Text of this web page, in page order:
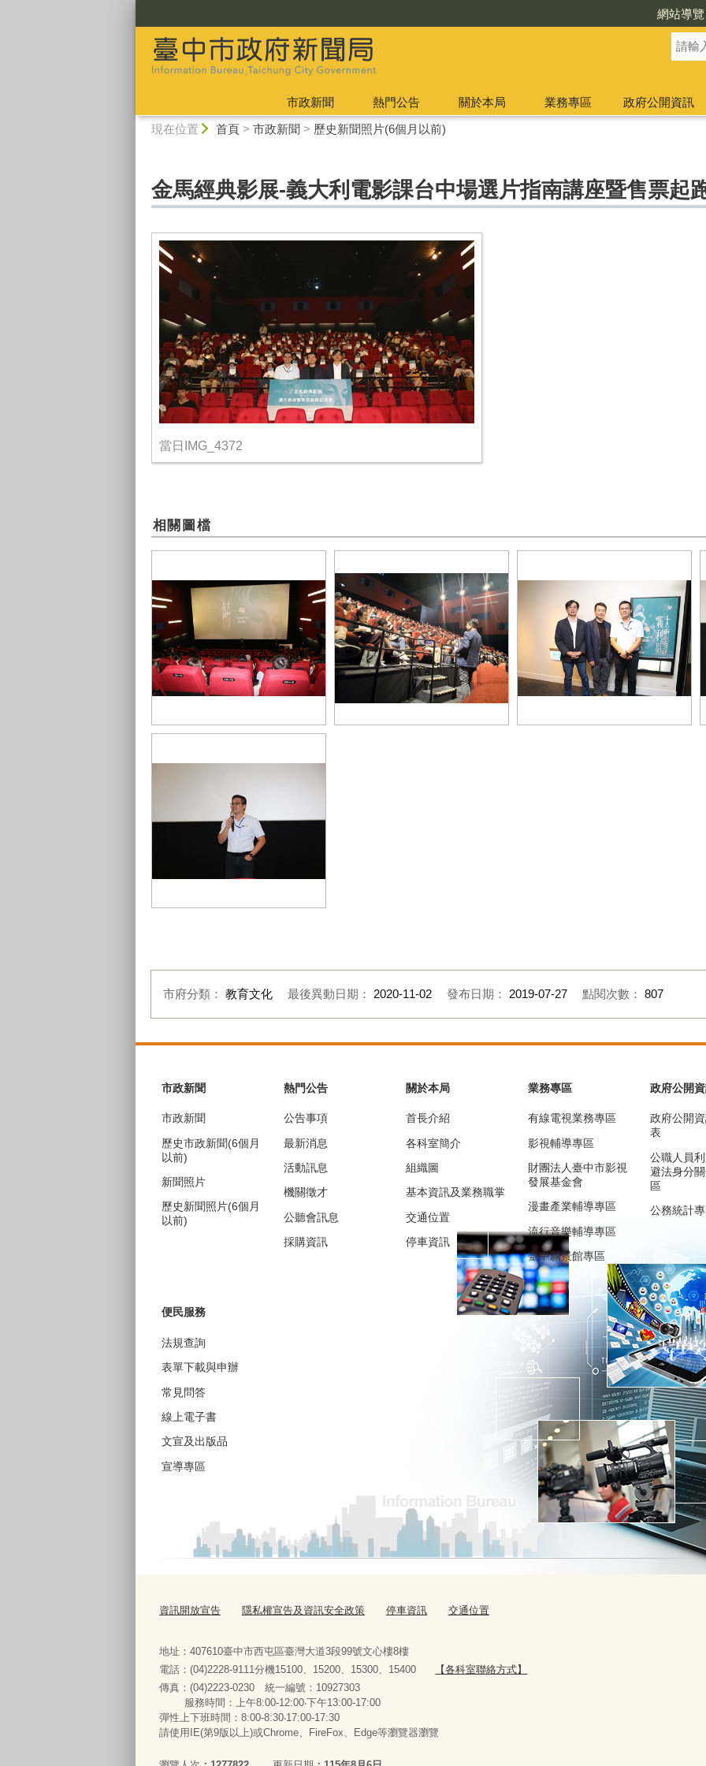
網站導覽
市政新聞 熱門公告 關於本局 業務專區 政府公開資訊
現在位置 首頁> 市政新聞 > 歷史新聞照片(6個月以前)
金馬經典影展-義大利電影課台中場選片指南講座暨售票起
當日IMG_4372
相關圖檔
IMG_4267
市府分類： 教育文化 最後異動日期： 2020-11-02 發布日期： 2019-07-27 點閱次數： 807
市政新聞
市政新聞
歷史市政新聞(6個月
以前)
新聞照片
歷史新聞照片(6個月
以前)
熱門公告
公告事項
最新消息
活動訊息
機關徵才
公聽會訊息
採購資訊
關於本局
首長介紹
各科室簡介
組織圖
基本資訊及業務職掌
交通位置
停車資訊
業務專區
有線電視業務專區
影視輔導專區
財團法人臺中市影視
發展基金會
漫畫產業輔導專區
流行音樂輔導專區
臺中願景館專區
政府公開
政府公開
表
公職人員
避法身分
區
公務統計
便民服務
法規查詢
表單下載與申辦
常見問答
線上電子書
文宣及出版品
宣導專區
資訊開放宣告 隱私權宣告及資訊安全政策 停車資訊 交通位置
地址：407610臺中市西屯區臺灣大道3段99號文心樓8樓
電話：(04)2228-9111分機15100、15200、15300、15400
【各科室聯絡方式】
傳真：(04)2223-0230 統一編號 ： 10927303
服務時間：上午8:00-12:00‧下午13:00-17:00
彈性上下班時間：8:00-8:30‧17:00-17:30
請使用IE(第9版以上)或Chrome、FireFox、Edge等瀏覽器瀏覽